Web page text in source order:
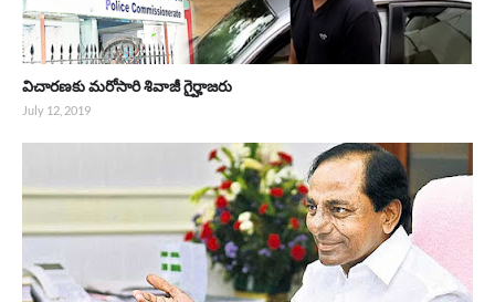
విచారణకు మరోసారి శివాజీ గైర్హాజరు
July 12, 2019